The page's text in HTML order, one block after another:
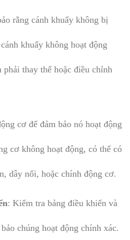
rằng cánh khuấy không bị
khuấy không hoạt động
phải thay thế hoặc điều chỉnh
cơ để đảm bảo nó hoạt động
cơ không hoạt động, có thể có
dây nối, hoặc chính động cơ.
: Kiểm tra bảng điều khiển và
chúng hoạt động chính xác.